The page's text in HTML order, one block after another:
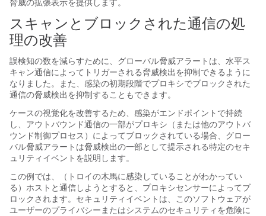
脅威の拡張表示を提供します。
スキャンとブロックされた通信の処
理の改善
誤検知の数を減らすために、グローバル脅威アラートは、水平ス
キャン通信によってトリガーされる脅威検出を抑制できるように
なりました。また、感染の初期段階でプロキシでブロックされた
通信の脅威検出を抑制することもできます。
ケースの視覚化を改善するため、感染がエンドポイントで持続
し、アウトバウンド通信の一部がプロキシ（または他のアウトバ
ウンド制御プロセス）によってブロックされている場合、グロー
バル脅威アラートは脅威検出の一部として提示される特定のセキ
ュリティイベントを説明します。
この例では、（トロイの木馬に感染していることがわかってい
る）ホストと通信しようとすると、プロキシセンサーによってブ
ロックされます。セキュリティイベントは、このソフトウェアが
ユーザーのプライバシーまたはシステムのセキュリティを危険に